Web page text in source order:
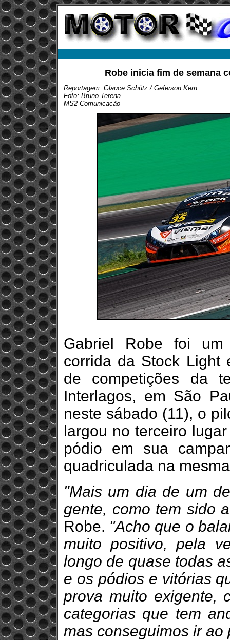
Robe inicia fim de semana
Reportagem: Glauce Schütz / Geferson Kern
Foto: Bruno Terena
MS2 Comunicação
Gabriel Robe foi
corrida da Stock Light
de competições da
Interlagos, em São
neste sábado (11), o
largou no terceiro
pódio em sua
quadriculada na
"Mais um dia de um
gente, como tem sido
Robe. "Acho que o
muito positivo, pela
longo de quase todas
e os pódios e vitórias
prova muito exigente,
categorias que tem
mas conseguimos ir ao